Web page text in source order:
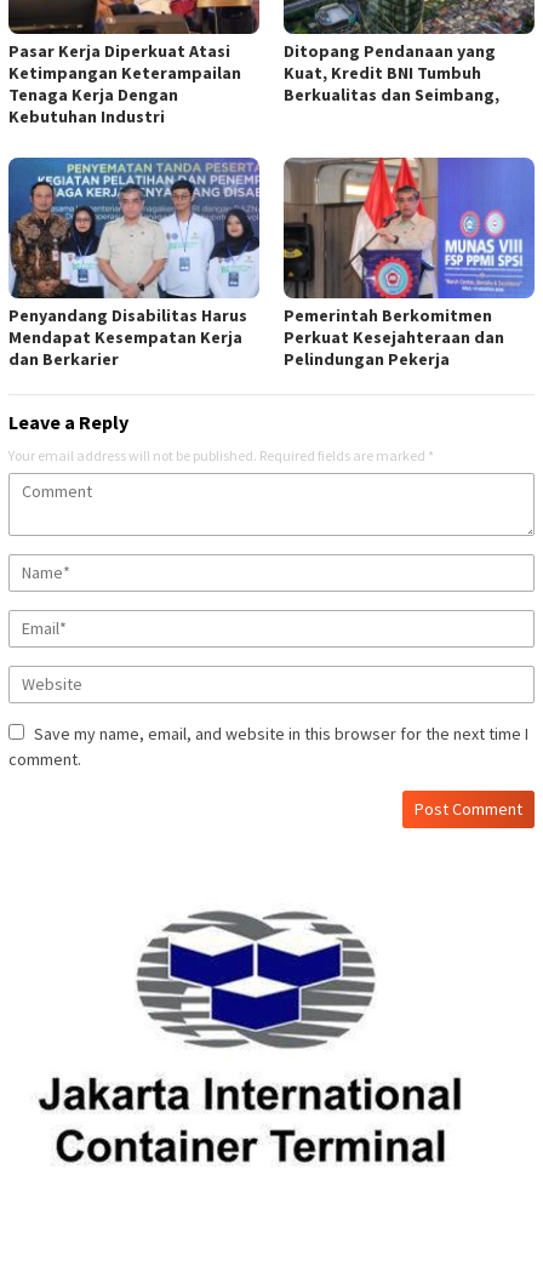
Pasar Kerja Diperkuat Atasi
Ketimpangan Keterampailan
Tenaga Kerja Dengan
Kebutuhan Industri
Ditopang Pendanaan yang
Kuat, Kredit BNI Tumbuh
Berkualitas dan Seimbang,
Penyandang Disabilitas Harus
Mendapat Kesempatan Kerja
dan Berkarier
Pemerintah Berkomitmen
Perkuat Kesejahteraan dan
Pelindungan Pekerja
Leave a Reply
Your email address will not be published. Required fields are marked *
Save my name, email, and website in this browser for the next time I
comment.